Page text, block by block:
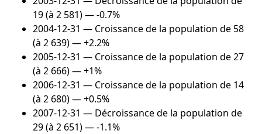
19 (à 2 581) — -0.7%
2004-12-31 — Croissance de la population de 58
(à 2 639) — +2.2%
2005-12-31 — Croissance de la population de 27
(à 2 666) — +1%
2006-12-31 — Croissance de la population de 14
(à 2 680) — +0.5%
2007-12-31 — Décroissance de la population de
29 (à 2 651) — -1.1%